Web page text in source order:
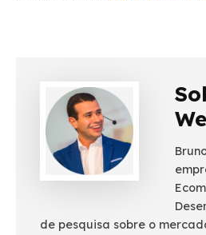
de pesquisa sobre o